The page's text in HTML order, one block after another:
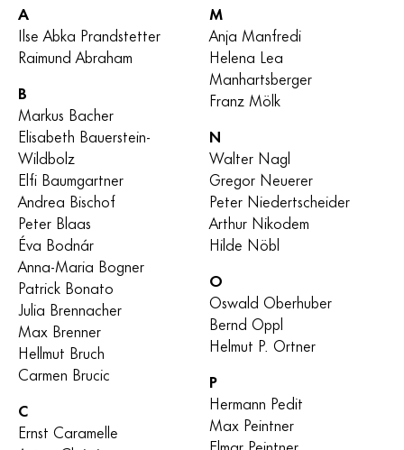
A
Ilse Abka Prandstetter
Raimund Abraham
B
Markus Bacher
Elisabeth Bauerstein-
Wildbolz
Elfi Baumgartner
Andrea Bischof
Peter Blaas
Éva Bodnár
Anna-Maria Bogner
Patrick Bonato
Julia Brennacher
Max Brenner
Hellmut Bruch
Carmen Brucic
C
Ernst Caramelle
M
Anja Manfredi
Helena Lea
Manhartsberger
Franz Mölk
N
Walter Nagl
Gregor Neuerer
Peter Niedertscheider
Arthur Nikodem
Hilde Nöbl
O
Oswald Oberhuber
Bernd Oppl
Helmut P. Ortner
P
Hermann Pedit
Max Peintner